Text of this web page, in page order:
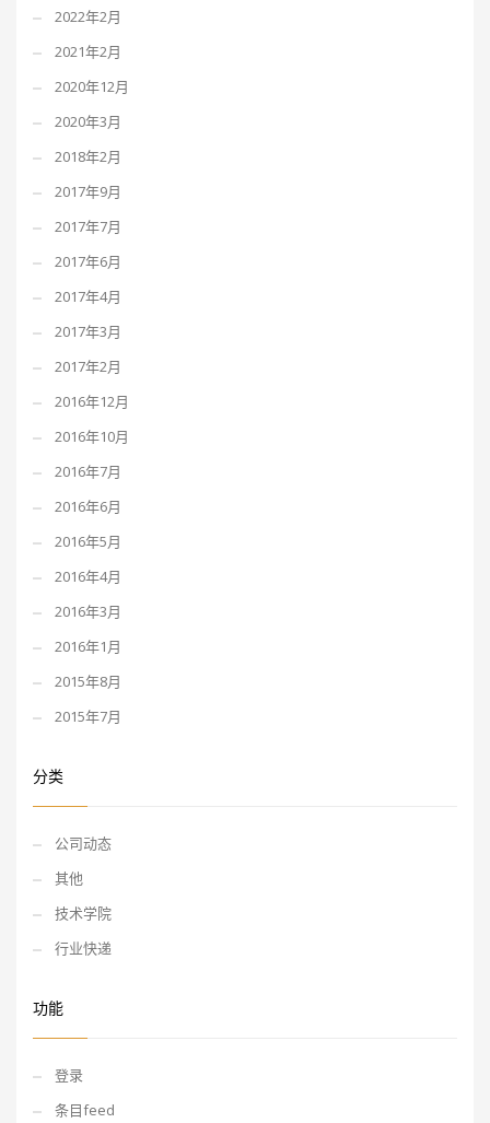
2022年2月
2021年2月
2020年12月
2020年3月
2018年2月
2017年9月
2017年7月
2017年6月
2017年4月
2017年3月
2017年2月
2016年12月
2016年10月
2016年7月
2016年6月
2016年5月
2016年4月
2016年3月
2016年1月
2015年8月
2015年7月
分类
公司动态
其他
技术学院
行业快递
功能
登录
条目feed